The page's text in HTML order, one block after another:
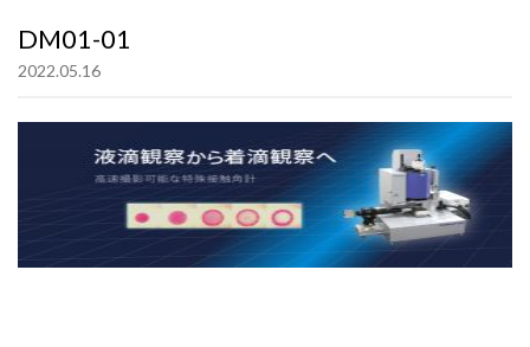
DM01-01
2022.05.16